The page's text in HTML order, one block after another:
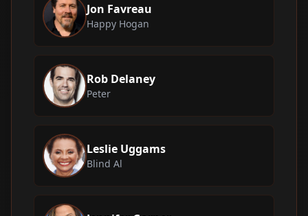
Jon Favreau
Happy Hogan
Rob Delaney
Peter
Leslie Uggams
Blind Al